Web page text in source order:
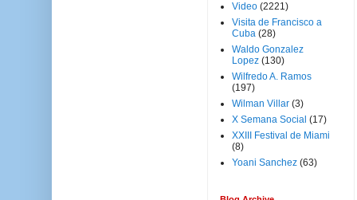
Video (2221)
Visita de Francisco a
Cuba (28)
Waldo Gonzalez
Lopez (130)
Wilfredo A. Ramos
(197)
Wilman Villar (3)
X Semana Social (17)
XXIII Festival de Miami
(8)
Yoani Sanchez (63)